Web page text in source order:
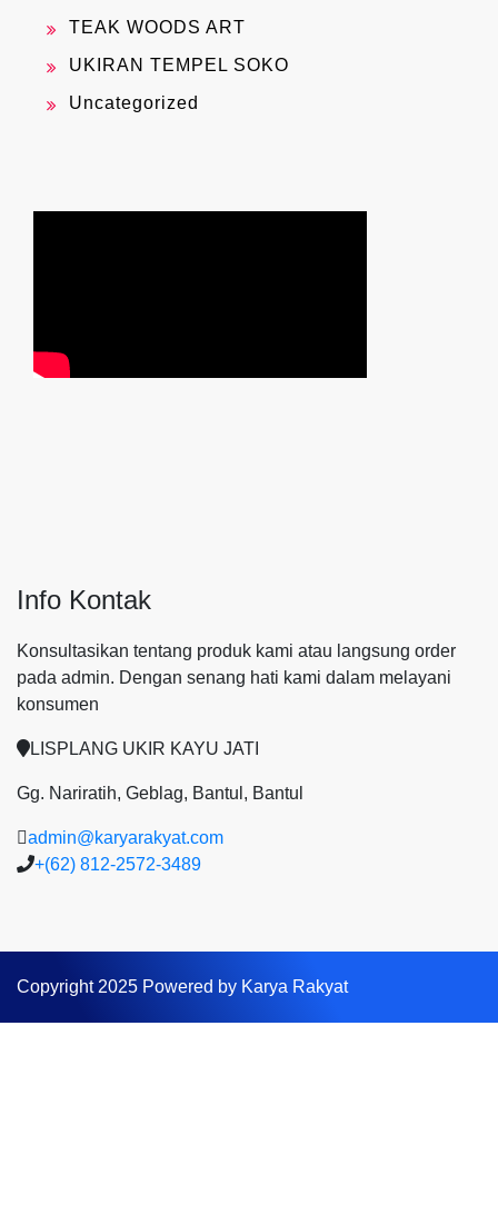
TEAK WOODS ART
UKIRAN TEMPEL SOKO
Uncategorized
Info Kontak
Konsultasikan tentang produk kami atau langsung order
pada admin. Dengan senang hati kami dalam melayani
konsumen
LISPLANG UKIR KAYU JATI
Gg. Nariratih, Geblag, Bantul, Bantul
admin@karyarakyat.com
+(62) 812-2572-3489
Copyright 2025 Powered by Karya Rakyat